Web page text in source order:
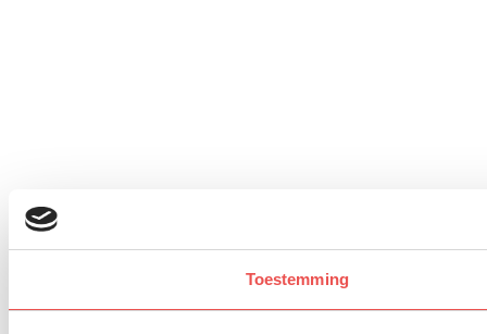
Toestemming